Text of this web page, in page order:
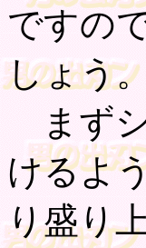
ですの
しょう。
まず
けるよ
り盛り